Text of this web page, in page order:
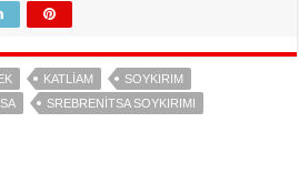
KATLIAM
SOYKIRIM
SREBRENITSA SOYKIRIMI